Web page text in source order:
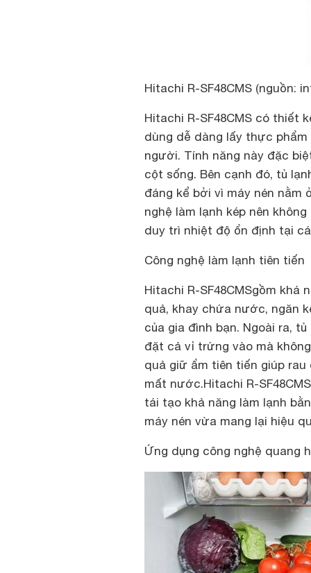
Hitachi R-SF48CMS (nguồn:
Hitachi R-SF48CMS có thiết
dùng dễ dàng lấy thực
người. Tính năng này đặc
cột sống. Bên cạnh đó, tủ
đáng kể bởi vì máy nén nằm
nghệ làm lạnh kép nên
duy trì nhiệt độ ổn định tại
Công nghệ làm lạnh tiên tiến
Hitachi R-SF48CMSgồm
quả, khay chứa nước, ngăn
của gia đình bạn. Ngoài ra,
đặt cả vỉ trứng vào mà
quả giữ ẩm tiên tiến giúp
mất nước.Hitachi R-
tái tạo khả năng làm lạnh
máy nén vừa mang lại hiệu
Ứng dụng công nghệ quang